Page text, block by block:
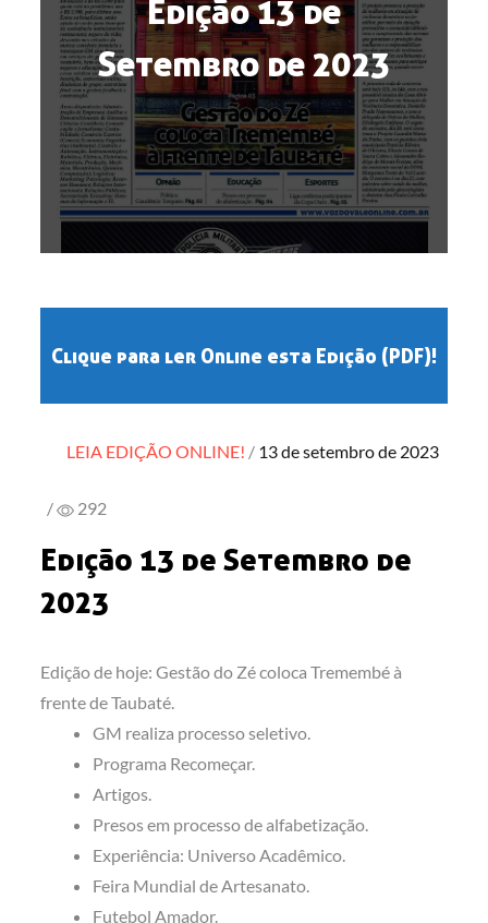
Edição 13 de
Setembro de 2023
Clique para ler Online esta Edição (PDF)!
LEIA EDIÇÃO ONLINE! Posted
13 de setembro de 2023
/ 292
Edição 13 de Setembro de
2023
Edição de hoje: Gestão do Zé coloca Tremembé à
frente de Taubaté.
GM realiza processo seletivo.
Programa Recomeçar.
Artigos.
Presos em processo de alfabetização.
Experiência: Universo Acadêmico.
Feira Mundial de Artesanato.
Futebol Amador.